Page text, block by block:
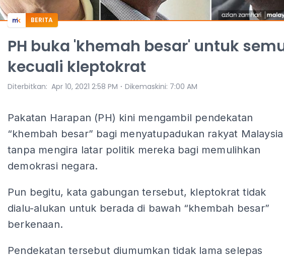
BERITA
PH buka 'khemah besar' untuk
kecuali kleptokrat
Diterbitkan: Apr 10, 2021 2:58 PM ⋅ Dikemaskini: 7:00 AM
Pakatan Harapan (PH) kini mengambil pendekatan
“khembah besar” bagi menyatupadukan rakyat Malaysia
tanpa mengira latar politik mereka bagi memulihkan
demokrasi negara.
Pun begitu, kata gabungan tersebut, kleptokrat tidak
dialu-alukan untuk berada di bawah “khembah besar”
berkenaan.
Pendekatan tersebut diumumkan tidak lama selepas